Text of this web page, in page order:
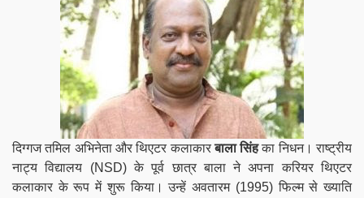
दिग्गज तमिल अभिनेता और थिएटर कलाकारबाला सिंहका निधन। राष्ट्रीय
नाट्य विद्यालय (NSD) के पूर्व छात्र बाला ने अपना करियर थिएटर
कलाकार के रूप में शुरू किया। उन्हें अवतारम (1995) फिल्म से ख्याति